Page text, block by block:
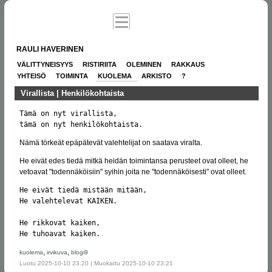
RAULI HAVERINEN
VÄLITTYNEISYYS RISTIRIITA OLEMINEN
RAKKAUS
YHTEISÖ
TOIMINTA KUOLEMA ARKISTO ?
Virallista | Henkilökohtaista
Tämä on nyt virallista,
tämä on nyt henkilökohtaista.
Nämä törkeät epäpätevät valehtelijat on saatava viralta.
He eivät edes tiedä mitkä heidän toimintansa perusteet ovat olleet, he
vetoavat "todennäköisiin" syihin joita ne "todennäköisesti" ovat olleet.
He eivät tiedä mistään mitään,
He valehtelevat KAIKEN.
He rikkovat kaiken,
He tuhoavat kaiken.
kuolema, irvikuva, blogi9
Luotu 2025-10-10 23:20 | Muokattu 2025-10-10 23:21